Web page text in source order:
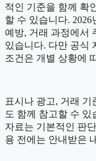
적인 기준을 함께 확
할 수 있습니다. 2026
예방, 거래 과정에서
있습니다. 다만 공식
조건은 개별 상황에
표시나 광고, 거래 기
도 함께 참고할 수 있
자료는 기본적인 판
용 전에는 안내받은